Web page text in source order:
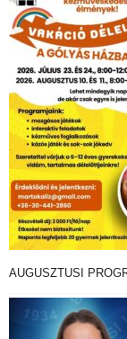
AUGUSZTUSI